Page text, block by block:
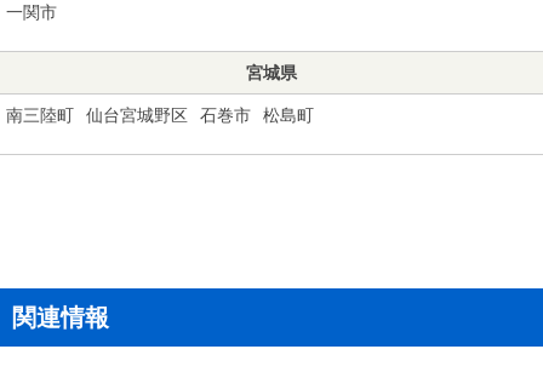
一関市
宮城県
南三陸町 仙台宮城野区 石巻市 松島町
関連情報